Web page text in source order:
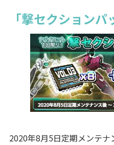
「撃セクションパ
2020年8月5日定期メンテ